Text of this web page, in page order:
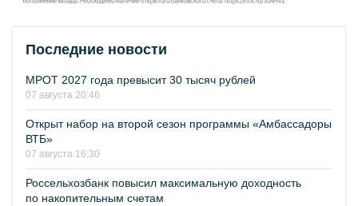
Последние новости
МРОТ 2027 года превысит 30 тысяч рублей
07 августа 20:46
Открыт набор на второй сезон программы «Амбассадоры
ВТБ»
07 августа 16:30
Россельхозбанк повысил максимальную доходность
по накопительным счетам